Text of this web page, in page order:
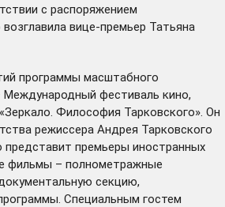
с распоряжением
вице-премьер Татьяна
программы масштабного
Международный фестиваль кино,
«Зеркало. Философия Тарковского» . Он
режиссера Андрея Тарковского
премьеры иностранных
фильмы – полнометражные
секцию,
Специальным гостем